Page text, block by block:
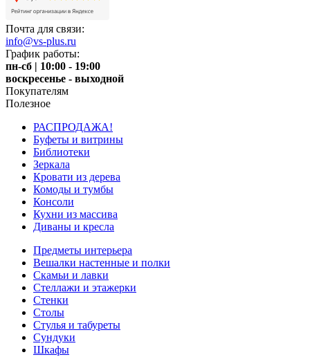
Почта для связи:
info@vs-plus.ru
График работы:
пн-сб | 10:00 - 19:00
воскресенье - выходной
Покупателям
Полезное
РАСПРОДАЖА!
Буфеты и витрины
Библиотеки
Зеркала
Кровати из дерева
Комоды и тумбы
Консоли
Кухни из массива
Диваны и кресла
Предметы интерьера
Вешалки настенные и полки
Скамьи и лавки
Стеллажи и этажерки
Стенки
Столы
Стулья и табуреты
Сундуки
Шкафы